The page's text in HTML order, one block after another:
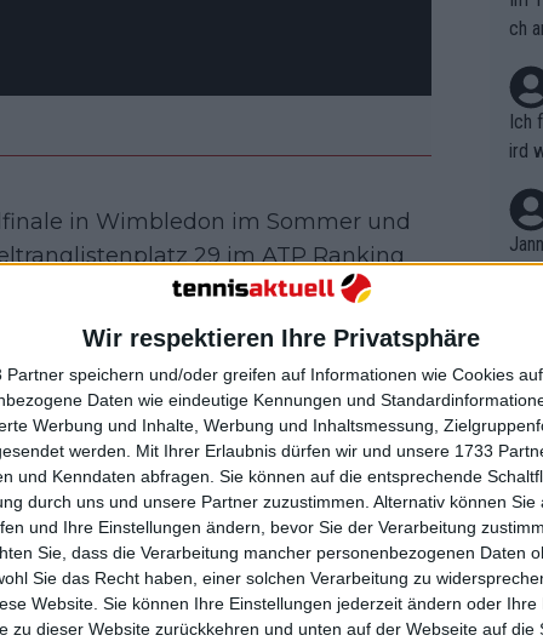
Wir respektieren Ihre Privatsphäre
Partner speichern und/oder greifen auf Informationen wie Cookies
Daten wie eindeutige Kennungen und
Werbung und Inhalte, Werbung und Inhaltsmessung,
werden. Mit Ihrer Erlaubnis dürfen wir und unsere 1733
und Kenndaten abfragen. Sie können auf die entsprechende
durch uns und unsere Partner zuzustimmen. Alternativ können Sie
und Ihre Einstellungen ändern, bevor Sie der Verarbeitung
Sie, dass die Verarbeitung mancher personenbezogenen Daten
Sie das Recht haben, einer solchen Verarbeitung zu
Website. Sie können Ihre Einstellungen jederzeit ändern oder Ihre
zu dieser Website zurückkehren und unten auf der Webseite auf die
in Wimbledon im Sommer und
29 im ATP Ranking
die Erwartungen danach schwer
konnte.
Heldentaten eine Karriere im
beim Tennis Channel, wo er sich
Analysten und auch On-Court-
US-Spieler zum Lachen,
Olympische Spiele
ch
Ich
ird
r in
em
t,
B.
on
uss
mal
des
n
nt.
kel